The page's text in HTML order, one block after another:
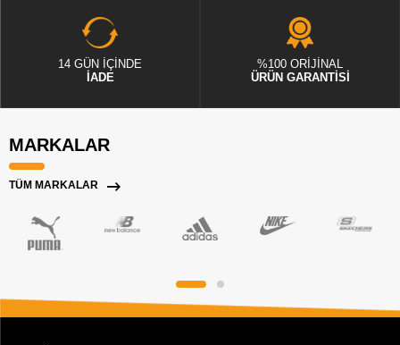
14 GÜN İÇİNDE
İADE
%100 ORİJİNAL
ÜRÜN GARANTİSİ
MARKALAR
TÜM MARKALAR